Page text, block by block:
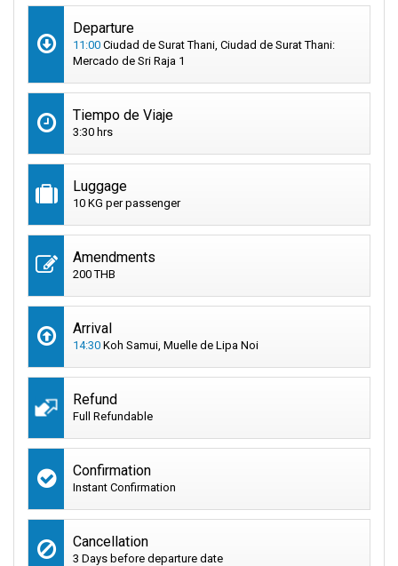
Departure
11:00 Ciudad de Surat Thani, Ciudad de Surat Thani:
Mercado de Sri Raja 1
Tiempo de Viaje
3:30 hrs
Luggage
10 KG per passenger
Amendments
200 THB
Arrival
14:30 Koh Samui, Muelle de Lipa Noi
Refund
Full Refundable
Confirmation
Instant Confirmation
Cancellation
3 Days before departure date